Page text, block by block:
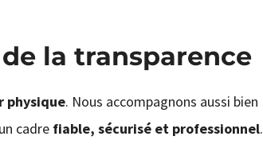
la transparence
physique. Nous accompagnons aussi bien
cadre fiable, sécurisé et professionnel.